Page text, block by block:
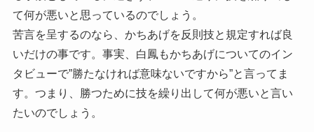
て何が悪いと思っているのでしょう。
苦言を呈するのなら、かちあげを反則技と規定すれば良
いだけの事です。事実、白鳳もかちあげについてのイン
タビューで”勝たなければ意味ないですから”と言ってま
す。つまり、勝つために技を繰り出して何が悪いと言い
たいのでしょう。